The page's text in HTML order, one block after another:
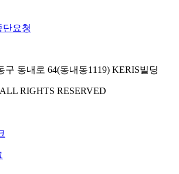
단요청
구 동내로 64(동내동1119) KERIS빌딩
RIGHTS RESERVED